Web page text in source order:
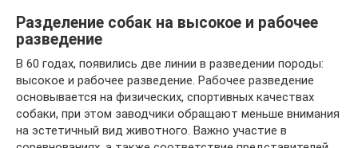
Разделение собак на высокое и рабочее
разведение
В 60 годах, появились две линии в разведении породы:
высокое и рабочее разведение. Рабочее разведение
основывается на физических, спортивных качествах
собаки, при этом заводчики обращают меньше внимания
на эстетичный вид животного. Важно участие в